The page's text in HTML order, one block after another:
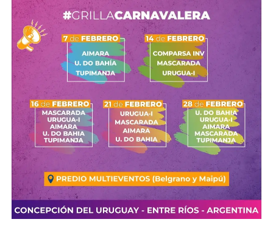
de un niño son los más importantes
, y en los que el
crecimiento es más rápido. Por eso, hay que tener en
cuenta que, en esta etapa, las necesidades nutritivas
solo las cubre completamente la leche materna
De hecho, la lactancia materna tiene una serie de
ventajas para el niño, pero también para la madre. Para el
primero de ellos, es la única leche que
se ajusta a sus
necesidadesy su composición cambia según estas.
Además,no está contaminada, aporta defensas contra
las infecciones y disminuye las enfermedades
alérgicas
Para la madre, la leche materna
favorece el retorno del
útero a su tamaño normal, disminuye el exceso de
grasas que acumula durante el embarazo, favorece la